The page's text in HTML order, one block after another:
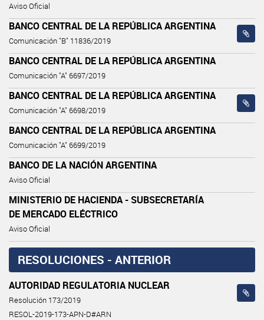
Aviso Oficial
BANCO CENTRAL DE LA REPÚBLICA ARGENTINA
Comunicación "B" 11836/2019
BANCO CENTRAL DE LA REPÚBLICA ARGENTINA
Comunicación "A" 6697/2019
BANCO CENTRAL DE LA REPÚBLICA ARGENTINA
Comunicación "A" 6698/2019
BANCO CENTRAL DE LA REPÚBLICA ARGENTINA
Comunicación "A" 6699/2019
BANCO DE LA NACIÓN ARGENTINA
Aviso Oficial
MINISTERIO DE HACIENDA - SUBSECRETARÍA
DE MERCADO ELÉCTRICO
Aviso Oficial
RESOLUCIONES - ANTERIOR
AUTORIDAD REGULATORIA NUCLEAR
Resolución 173/2019
RESOL-2019-173-APN-D#ARN